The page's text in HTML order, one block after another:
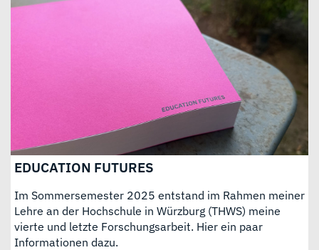
EDUCATION FUTURES
Im Sommersemester 2025 entstand im Rahmen meiner
Lehre an der Hochschule in Würzburg (THWS) meine
vierte und letzte Forschungsarbeit. Hier ein paar
Informationen dazu.